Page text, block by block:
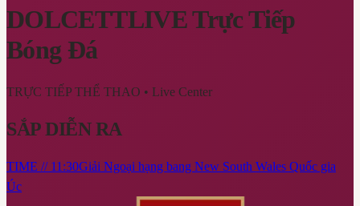
DOLCETTLIVETrực Tiếp
Bóng Đá
TRỰC TIẾP THỂ THAO • Live Center
SẮP DIỄN RA
TIME // 11:30Giải Ngoại hạng bang New South Wales Quốc gia
Úc